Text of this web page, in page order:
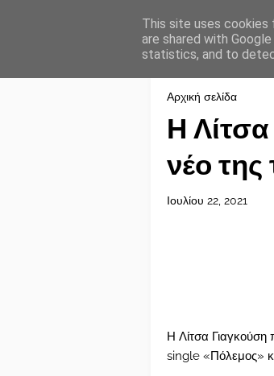
Αρχική σελίδα
Η
νέο
Ιουλίου 22, 2021
Η Λίτσα Γιαγκούση
single «Πόλεμος»
This site uses cookies
are shared with
statistics, and to